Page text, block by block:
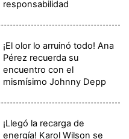
responsabilidad
¡El olor lo arruinó todo! Ana
Pérez recuerda su
encuentro con el
mismísimo Johnny Depp
¡Llegó la recarga de
energía! Karol Wilson se